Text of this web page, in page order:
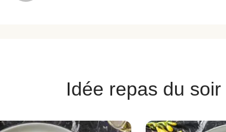
Idée repas du